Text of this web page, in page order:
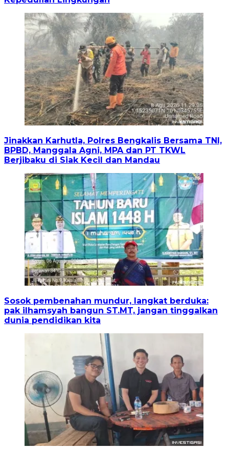
Jinakkan Karhutla, Polres Bengkalis Bersama TNI,
BPBD, Manggala Agni, MPA dan PT TKWL
Berjibaku di Siak Kecil dan Mandau
Sosok pembenahan mundur, langkat berduka:
pak ilhamsyah bangun ST.MT, jangan tinggalkan
dunia pendidikan kita